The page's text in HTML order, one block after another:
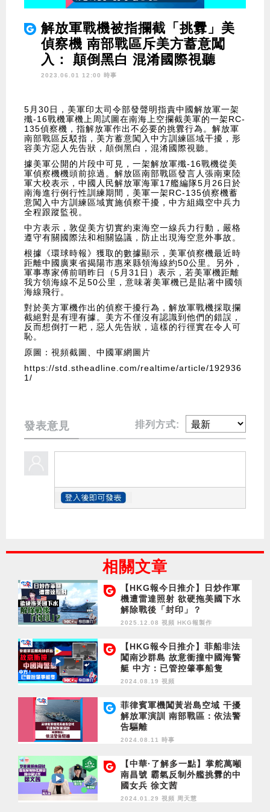
解放軍戰機被指攔截「挑釁」美
偵察機 南部戰區斥美方蓄意闖
入： 顛倒黑白 混淆國際視聽
2023.06.01 12:00 時事
5月30日，美軍印太司令部發聲明指責中國解放軍一架
殲-16戰機軍機上周試圖在南海上空攔截美軍的一架RC-
135偵察機，指解放軍作出不必要的挑釁行為。解放軍
南部戰區反駁指，美方蓄意闖入中方訓練區域干擾，形
容美方惡人先告狀，顛倒黑白，混淆國際視聽。
據美軍公開的片段中可見，一架解放軍殲-16戰機從美
軍偵察機機頭前掠過。解放區南部戰區發言人張南東陸
軍大校表示，中國人民解放軍海軍17艦編隊5月26日於
南海進行例行性訓練期間，美軍一架RC-135偵察機蓄
意闖入中方訓練區域實施偵察干擾，中方組織空中兵力
全程跟蹤監視。
中方表示，敦促美方切實約束海空一線兵力行動，嚴格
遵守有關國際法和相關協議，防止出現海空意外事故。
根據《環球時報》獲取的數據顯示，美軍偵察機最近時
距離中國廣東省揭陽市惠來縣領海線約50公里。另外，
軍事專家傅前哨昨日（5月31日）表示，若美軍機距離
我方領海線不足50公里，意味著美軍機已是貼著中國領
海線飛行。
對於美方軍機作出的偵察干擾行為，解放軍戰機採取攔
截絕對是有理有據。美方不僅沒有認識到他們的錯誤，
反而想倒打一耙，惡人先告狀，這樣的行徑實在令人可
恥。
原圖：視頻截圖、中國軍網圖片
https://std.stheadline.com/realtime/article/192936
1/
發表意見 排列方式:
相關文章
【HKG報今日推介】日炒作軍
機遭雷達照射 欲硬拖美國下水
解除戰後「封印」？
2025.12.08 視頻 HKG報製作
【HKG報今日推介】菲船非法
闖南沙群島 故意衝撞中國海警
艇 中方：已管控肇事船隻
2024.08.19 視頻
菲律賓軍機闖黃岩島空域 干擾
解放軍演訓 南部戰區：依法警
告驅離
2024.08.11 時事
【中華·了解多一點】掌舵萬噸
南昌號 霸氣反制外艦挑釁的中
國女兵 徐文茜
2024.01.29 視頻 周天慧